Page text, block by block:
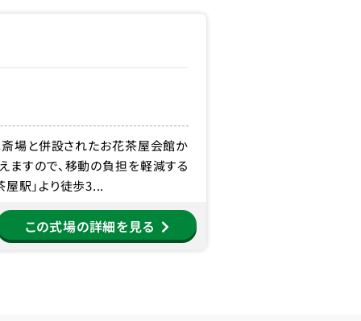
場と併設されたお花茶屋会館か
ますので、移動の負担を軽減する
屋駅」より徒歩3...
この式場の詳細を見る